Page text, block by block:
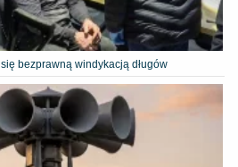
bezprawną windykacją długów